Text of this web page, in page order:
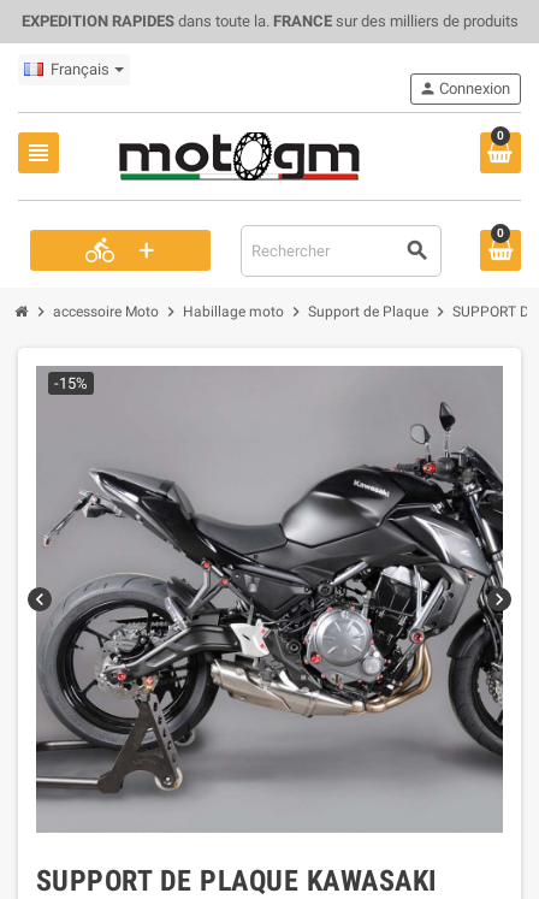
EXPEDITION RAPIDESdans toute la. FRANCEsur des milliers de produits
Français
view_headline
0
directions_bike + search
person Connexion
0
chevron_right accessoire Moto chevron_right Habillage moto chevron_right Support de Plaque chevron_right SUPPORT
chevron_left chevron_right
-15%
SUPPORT DE PLAQUE KAWASAKI